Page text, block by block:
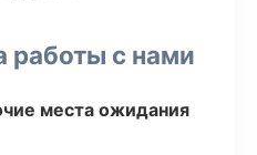
работы с нами
места ожидания